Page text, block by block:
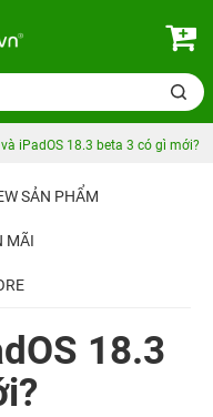
và iPadOS 18.3 beta 3 có gì mới?
SẢN PHẨM
MÃI
18.3